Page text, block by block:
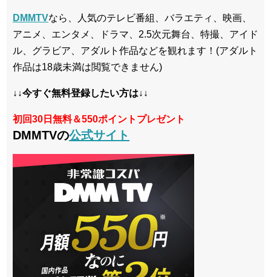
DMMTVなら、人気のテレビ番組、バラエティ、映画、
アニメ、エンタメ、ドラマ、2.5次元舞台、特撮、アイド
ル、グラビア、アダルト作品などを観れます！(アダルト
作品は18歳未満は閲覧できません)
↓↓今すぐ無料登録したい方は↓↓
初回30日無料＆550ポイントプレゼント
DMMTVの公式サイト